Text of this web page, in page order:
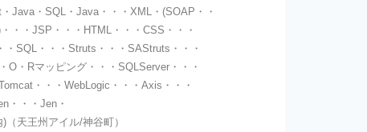
Java・SQL・Java・・・XML・(SOAP・・
・・JSP・・・HTML・・・CSS・・・
SQL・・・Struts・・・SAStruts・・・
O・Rマッピング・・・SQLServer・・・
・・・WebLogic・・・Axis・・・
・・・Jen・
（天王州アイル/神谷町）